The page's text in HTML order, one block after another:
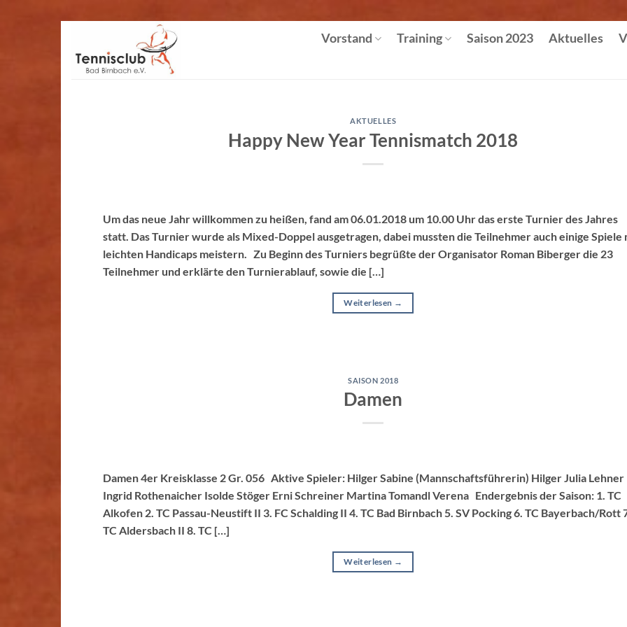
springen
Vorstand Training Saison 2023 Aktuelles
AKTUELLES
Happy New Year Tennismatch 2018
Um das neue Jahr willkommen zu heißen, fand am 06.01.2018 um 10.00 Uhr das erste Turnier des Jahres
statt. Das Turnier wurde als Mixed-Doppel ausgetragen, dabei mussten die Teilnehmer auch einige Spiele
leichten Handicaps meistern. Zu Beginn des Turniers begrüßte der Organisator Roman Biberger die 23
Teilnehmer und erklärte den Turnierablauf, sowie die […]
Weiterlesen →
SAISON 2018
Damen
Damen 4er Kreisklasse 2 Gr. 056 Aktive Spieler: Hilger Sabine (Mannschaftsführerin) Hilger Julia Lehner
Ingrid Rothenaicher Isolde Stöger Erni Schreiner Martina Tomandl Verena Endergebnis der Saison: 1. TC
Alkofen 2. TC Passau-Neustift II 3. FC Schalding II 4. TC Bad Birnbach 5. SV Pocking 6. TC Bayerbach/Rott
TC Aldersbach II 8. TC […]
Weiterlesen →